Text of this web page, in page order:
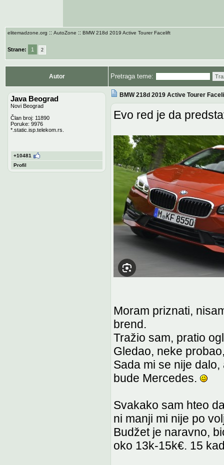
elitemadzone.org :: AutoZone :: BMW 218d 2019 Active Tourer Facelift
Strane: 1 2
Autor Pretraga teme:
Java Beograd
Novi Beograd
Član broj: 11890
Poruke: 9976
*.static.isp.telekom.rs.
+10481
Profil
BMW 218d 2019 Active Tourer
Evo red je da
Moram priznati,
brend.
Tražio sam, pratio
Gledao, neke
Sada mi se nije
bude Mercedes.
Svakako sam hteo
ni manji mi nije po
Budžet je naravno,
oko 13k-15k€. 15